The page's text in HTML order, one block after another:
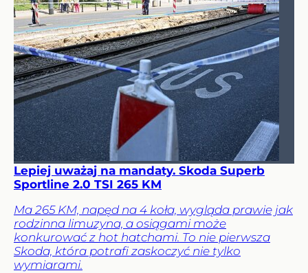
Lepiej uważaj na mandaty. Skoda Superb
Sportline 2.0 TSI 265 KM
Ma 265 KM, napęd na 4 koła, wygląda prawie jak
rodzinna limuzyna, a osiągami może
konkurować z hot hatchami. To nie pierwsza
Skoda, która potrafi zaskoczyć nie tylko
wymiarami.